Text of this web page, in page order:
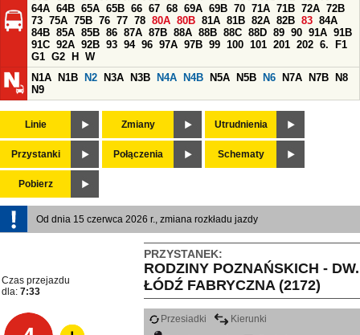
64A 64B 65A 65B 66 67 68 69A 69B 70 71A 71B 72A 72B
73 75A 75B 76 77 78 80A 80B 81A 81B 82A 82B 83 84A
84B 85A 85B 86 87A 87B 88A 88B 88C 88D 89 90 91A 91B
91C 92A 92B 93 94 96 97A 97B 99 100 101 201 202 6.
F1
G1 G2 H
W
N1A
N1B N2 N3A N3B N4A N4B N5A N5B N6 N7A N7B
N8
N9
Linie Zmiany Utrudnienia
Przystanki Połączenia Schematy
Pobierz
Od dnia 15 czerwca 2026 r., zmiana rozkładu jazdy
PRZYSTANEK:
RODZINY POZNAŃSKICH - DW.
ŁÓDŹ FABRYCZNA (2172)
Czas przejazdu
dla: 7:33
Przesiadki
Kierunki